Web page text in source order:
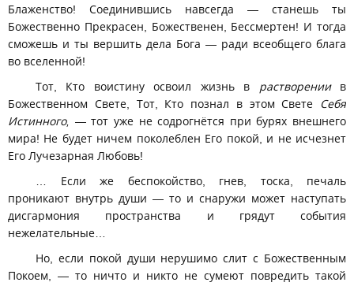
Блаженство! Соединившись навсегда — станешь ты
Божественно Прекрасен, Божественен, Бессмертен! И тогда
сможешь и ты вершить дела Бога — ради всеобщего блага
во вселенной!
Тот, Кто воистину освоил жизнь в растворениив
Божественном Свете, Тот, Кто познал в этом Свете Себя
Истинного, — тот уже не содрогнётся при бурях внешнего
мира! Не будет ничем поколеблен Его покой, и не исчезнет
Его Лучезарная Любовь!
… Если же беспокойство, гнев, тоска, печаль
проникают внутрь души — то и снаружи может наступать
дисгармония пространства и грядут события
нежелательные…
Но, если покой души нерушимо слит с Божественным
Покоем, — то ничто и никто не сумеют повредить такой